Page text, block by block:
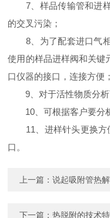
7、样品传输管和进样
的交叉污染；
8、为了配套进口气相
使用的样品进样阀和关键
口仪器的接口，连接方便；
9、对于活性物质分析
10、可根据客户要分析
11、进样针头更换方
口。
上一篇：说起吸附管热
下一篇：热脱附的技术